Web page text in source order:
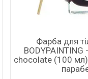
Фарба для
chocolate (100